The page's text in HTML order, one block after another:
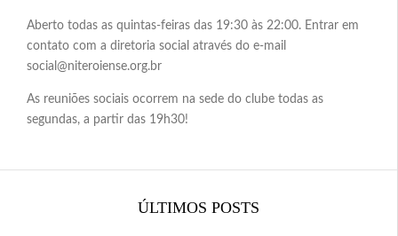
Aberto todas as quintas-feiras das 19:30 às 22:00. Entrar em
contato com a diretoria social através do e-mail
social@niteroiense.org.br
As reuniões sociais ocorrem na sede do clube todas as
segundas, a partir das 19h30!
ÚLTIMOS POSTS